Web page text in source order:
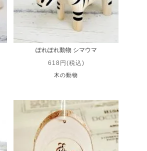
ぽれぽれ動物 シマウマ
618円(税込)
木の動物